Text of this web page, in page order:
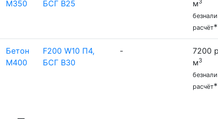
М350
БСГ В25
м
расчёт*
Бетон
М400
F200 W10 П4,
БСГ В30
-
7200
м3
расчёт*